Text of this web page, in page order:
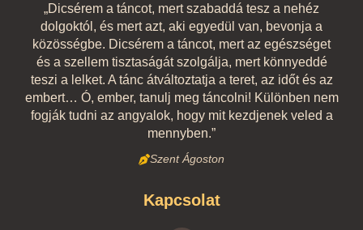
„Dicsérem a táncot, mert szabaddá tesz a nehéz
dolgoktól, és mert azt, aki egyedül van, bevonja a
közösségbe. Dicsérem a táncot, mert az egészséget
és a szellem tisztaságát szolgálja, mert könnyeddé
teszi a lelket. A tánc átváltoztatja a teret, az időt és az
embert… Ó, ember, tanulj meg táncolni! Különben nem
fogják tudni az angyalok, hogy mit kezdjenek veled a
mennyben.”
Szent Ágoston
Kapcsolat